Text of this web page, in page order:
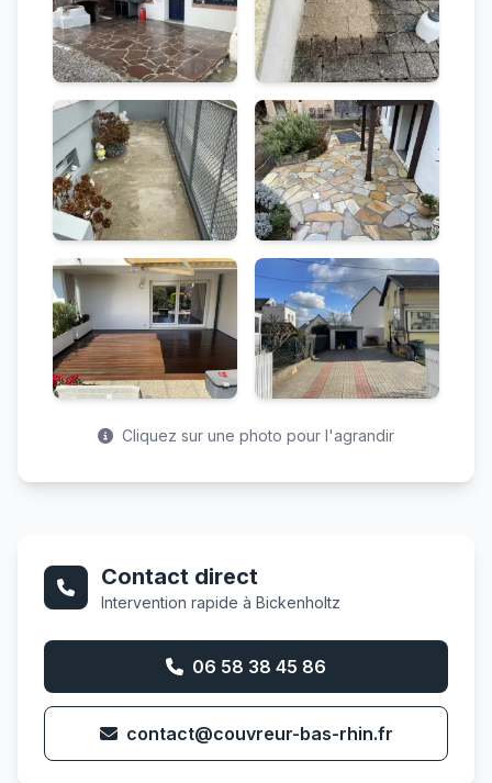
Cliquez sur une photo pour l'agrandir
Contact direct
Intervention rapide à Bickenholtz
06 58 38 45 86
contact@couvreur-bas-rhin.fr